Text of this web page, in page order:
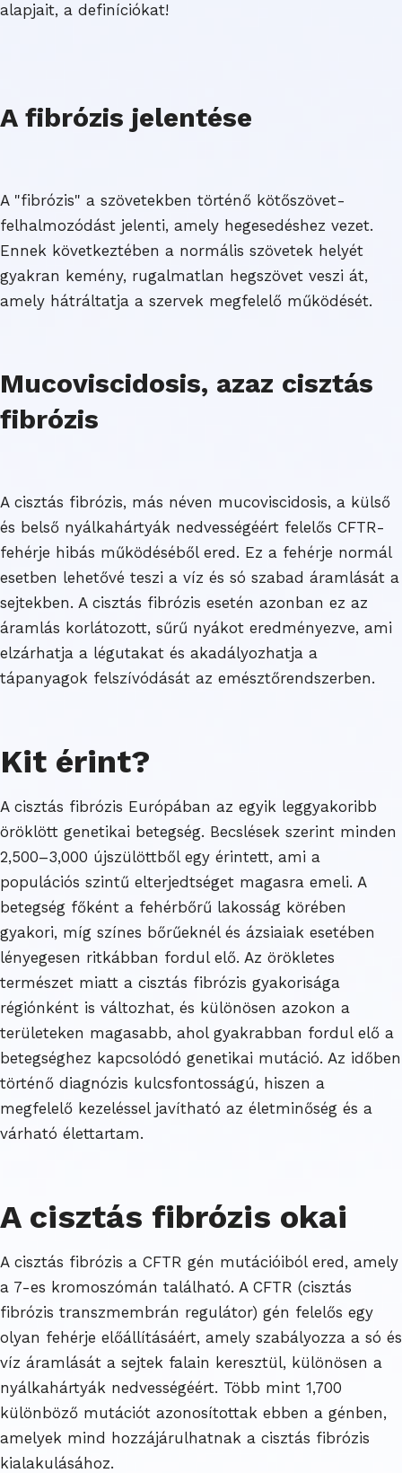
alapjait, a definíciókat!
A fibrózis jelentése
A "fibrózis" a szövetekben történő kötőszövet-
felhalmozódást jelenti, amely hegesedéshez vezet.
Ennek következtében a normális szövetek helyét
gyakran kemény, rugalmatlan hegszövet veszi át,
amely hátráltatja a szervek megfelelő működését.
Mucoviscidosis, azaz cisztás
fibrózis
A cisztás fibrózis, más néven mucoviscidosis, a külső
és belső nyálkahártyák nedvességéért felelős CFTR-
fehérje hibás működéséből ered. Ez a fehérje normál
esetben lehetővé teszi a víz és só szabad áramlását a
sejtekben. A cisztás fibrózis esetén azonban ez az
áramlás korlátozott, sűrű nyákot eredményezve, ami
elzárhatja a légutakat és akadályozhatja a
tápanyagok felszívódását az emésztőrendszerben.
Kit érint?
A cisztás fibrózis Európában az egyik leggyakoribb
öröklött genetikai betegség. Becslések szerint minden
2,500–3,000 újszülöttből egy érintett, ami a
populációs szintű elterjedtséget magasra emeli. A
betegség főként a fehérbőrű lakosság körében
gyakori, míg színes bőrűeknél és ázsiaiak esetében
lényegesen ritkábban fordul elő. Az örökletes
természet miatt a cisztás fibrózis gyakorisága
régiónként is változhat, és különösen azokon a
területeken magasabb, ahol gyakrabban fordul elő a
betegséghez kapcsolódó genetikai mutáció. Az időben
történő diagnózis kulcsfontosságú, hiszen a
megfelelő kezeléssel javítható az életminőség és a
várható élettartam.
A cisztás fibrózis okai
A cisztás fibrózis a CFTR gén mutációiból ered, amely
a 7-es kromoszómán található. A CFTR (cisztás
fibrózis transzmembrán regulátor) gén felelős egy
olyan fehérje előállításáért, amely szabályozza a só és
víz áramlását a sejtek falain keresztül, különösen a
nyálkahártyák nedvességéért. Több mint 1,700
különböző mutációt azonosítottak ebben a génben,
amelyek mind hozzájárulhatnak a cisztás fibrózis
kialakulásához.